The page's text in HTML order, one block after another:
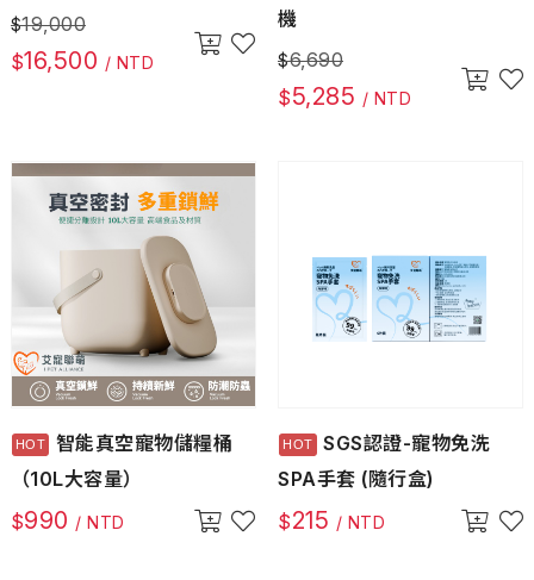
$19,000
$16,500 / NTD
機
$6,690
$5,285 / NTD
智能真空寵物儲糧桶
（10L大容量）
$990 / NTD
SGS認證-寵物免洗
SPA手套 (隨行盒)
$215 / NTD